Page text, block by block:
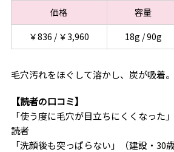
価格 容量
￥836 / ￥3,960
18g / 90g
毛穴汚れをほぐして溶かし、炭が吸着。
【読者の口コミ】
「使う度に毛穴が目立ちにくくなった
読者
「洗顔後も突っぱらない」（建設・30